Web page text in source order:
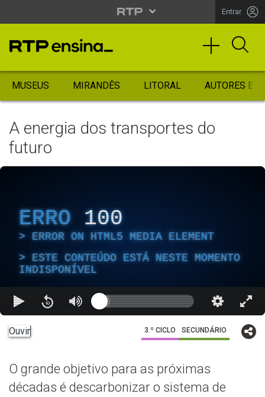
Entrar
MUSEUS MIRANDÊS LITORAL AUTORES
A energia dos transportes do
futuro
ERRO 100
ERROR ON HTML5 MEDIA ELEMENT
ESTE CONTEÚDO ESTÁ NESTE MOMENTO
INDISPONÍVEL
Ouvir 3.º CICLO SECUNDÁRIO
O grande objetivo para as próximas
décadas é descarbonizar o sistema de